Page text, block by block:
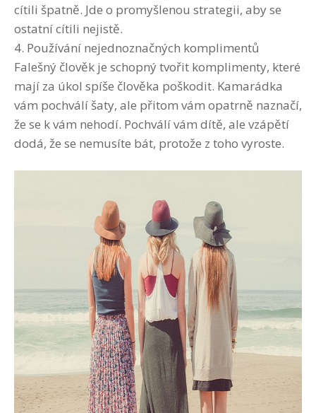
cítili špatně. Jde o promyšlenou strategii, aby se
ostatní cítili nejistě.
4. Používání nejednoznačných komplimentů
Falešný člověk je schopný tvořit komplimenty, které
mají za úkol spíše člověka poškodit. Kamarádka
vám pochválí šaty, ale přitom vám opatrně naznačí,
že se k vám nehodí. Pochválí vám dítě, ale vzápětí
dodá, že se nemusíte bát, protože z toho vyroste.